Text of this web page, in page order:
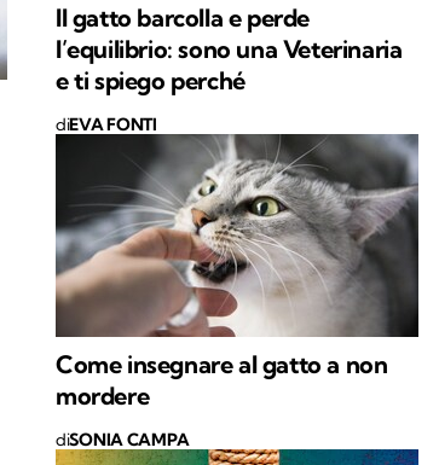
Il gatto barcolla e perde
l’equilibrio: sono una Veterinaria
e ti spiego perché
diEVA FONTI
Come insegnare al gatto a non
mordere
diSONIA CAMPA